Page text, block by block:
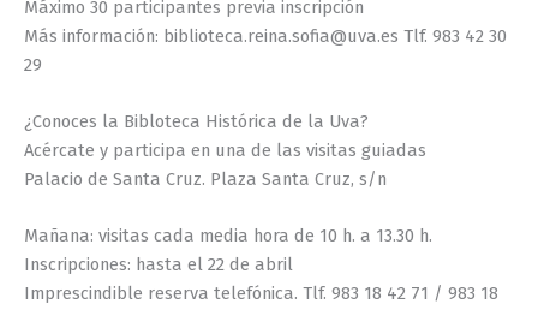
Máximo 30 participantes previa inscripción
Más información: biblioteca.reina.sofia@uva.es Tlf. 983 42 30
29
¿Conoces la Bibloteca Histórica de la Uva?
Acércate y participa en una de las visitas guiadas
Palacio de Santa Cruz. Plaza Santa Cruz, s/n
Mañana: visitas cada media hora de 10 h. a 13.30 h.
Inscripciones: hasta el 22 de abril
Imprescindible reserva telefónica. Tlf. 983 18 42 71 / 983 18